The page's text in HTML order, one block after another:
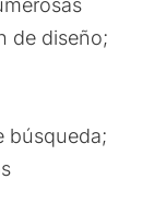
de diseño;
búsqueda;